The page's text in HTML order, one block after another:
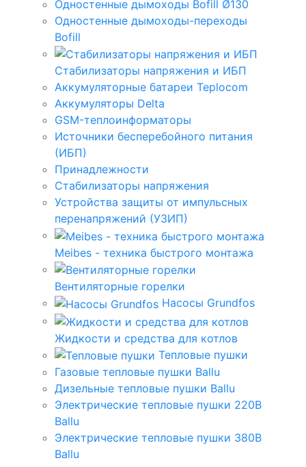
Одностенные дымоходы Bofill Ø130
Одностенные дымоходы-переходы
Bofill
Стабилизаторы напряжения и ИБП
Аккумуляторные батареи Teplocom
Аккумуляторы Delta
GSM-теплоинформаторы
Источники бесперебойного питания
(ИБП)
Принадлежности
Стабилизаторы напряжения
Устройства защиты от импульсных
перенапряжений (УЗИП)
Meibes - техника быстрого монтажа
Вентиляторные горелки
Насосы Grundfos
Жидкости и средства для котлов
Тепловые пушки
Газовые тепловые пушки Ballu
Дизельные тепловые пушки Ballu
Электрические тепловые пушки 220В
Ballu
Электрические тепловые пушки 380В
Ballu